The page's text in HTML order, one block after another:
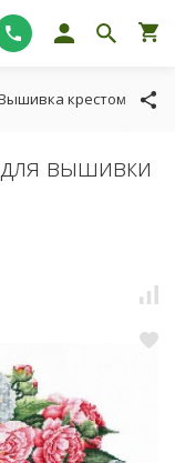
крестом
вышивки